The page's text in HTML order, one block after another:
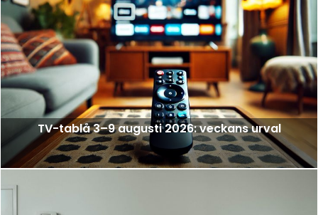
TV-tablå 3–9 augusti 2026: veckans urval